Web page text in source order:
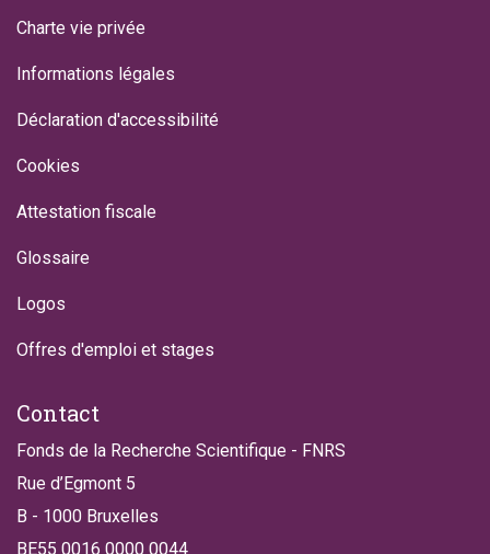
Charte vie privée
Informations légales
Déclaration d'accessibilité
Cookies
Attestation fiscale
Glossaire
Logos
Offres d'emploi et stages
Contact
Fonds de la Recherche Scientifique - FNRS
Rue d’Egmont 5
B - 1000 Bruxelles
BE55 0016 0000 0044